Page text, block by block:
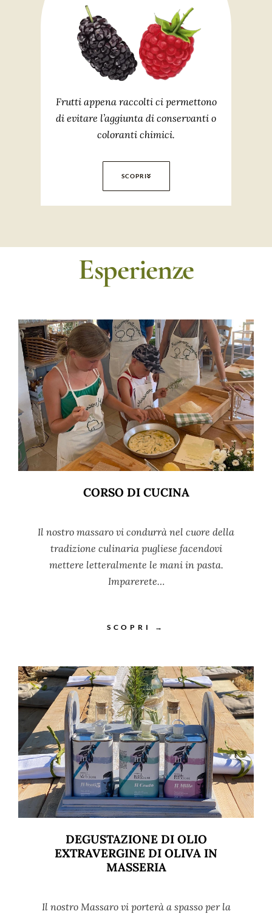
Frutti appena raccolti ci permettono
di evitare l’aggiunta di conservanti o
coloranti chimici.
SCOPRI
Esperienze
CORSO DI CUCINA
Il nostro massaro vi condurrà nel cuore della
tradizione culinaria pugliese facendovi
mettere letteralmente le mani in pasta.
Imparerete…
SCOPRI →
DEGUSTAZIONE DI OLIO
EXTRAVERGINE DI OLIVA IN
MASSERIA
Il nostro Massaro vi porterà a spasso per la